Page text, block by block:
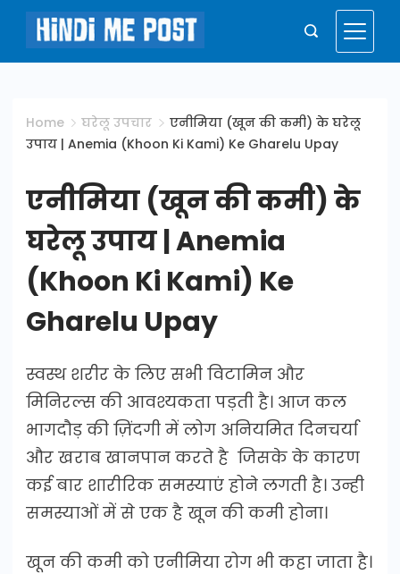
Skip
content
Hindi
Me
Post
Home घरेलू उपचार
एनीमिया (खून की कमी) के घरेलू
उपाय | Anemia (Khoon Ki Kami) Ke Gharelu Upay
एनीमिया (खून की कमी) के
घरेलू उपाय | Anemia
(Khoon Ki Kami) Ke
Gharelu Upay
स्वस्थ शरीर के लिए सभी विटामिन और
मिनिरल्स की आवश्यकता पड़ती है। आज कल
भागदौड़ की ज़िंदगी में लोग अनियमित दिनचर्या
और खराब खानपान करते है जिसके के कारण
कई बार शारीरिक समस्याएं होने लगती है। उन्ही
समस्याओं में से एक है खून की कमी होना।
खून की कमी को एनीमिया रोग भी कहा जाता है।